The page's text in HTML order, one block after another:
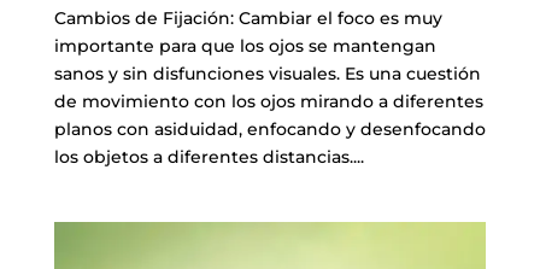
Cambios de Fijación: Cambiar el foco es muy
importante para que los ojos se mantengan
sanos y sin disfunciones visuales. Es una cuestión
de movimiento con los ojos mirando a diferentes
planos con asiduidad, enfocando y desenfocando
los objetos a diferentes distancias....